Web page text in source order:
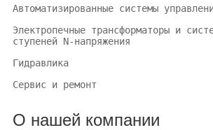
Автоматизированные системы
Электропечные трансформаторы и
ступеней N-напряжения
Гидравлика
Сервис и ремонт
О нашей компании